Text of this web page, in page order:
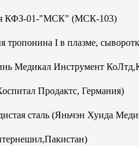
КФЗ-01-"МСК" (МСК-103)
тропонина I в плазме,
Медикал Инструмент
Продактс, Германия)
сталь (Яньчэн Хуида